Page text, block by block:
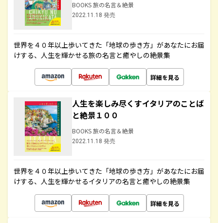
BOOKS 旅の名言＆絶景
2022.11.18 発売
世界を４０年以上歩いてきた「地球の歩き方」があなたにお届
けする、人生を輝かせる旅の名言と癒やしの絶景集
詳細を見る
人生を楽しみ尽くすイタリアのことば
と絶景１００
BOOKS 旅の名言＆絶景
2022.11.18 発売
世界を４０年以上歩いてきた「地球の歩き方」があなたにお届
けする、人生を輝かせるイタリアの名言と癒やしの絶景集
詳細を見る